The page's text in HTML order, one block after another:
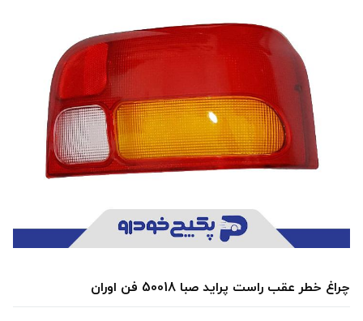
چراغ خطر عقب راست پراید صبا 50018 فن اوران